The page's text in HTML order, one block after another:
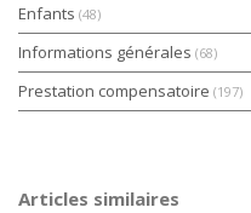
Enfants (48)
Informations générales (68)
Prestation compensatoire (197)
Articles similaires